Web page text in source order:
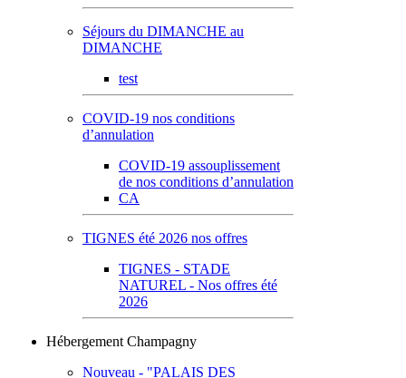
Séjours du DIMANCHE au
DIMANCHE
test
COVID-19 nos conditions
d’annulation
COVID-19 assouplissement
de nos conditions d’annulation
CA
TIGNES été 2026 nos offres
TIGNES - STADE
NATUREL - Nos offres été
2026
Hébergement Champagny
Nouveau - "PALAIS DES